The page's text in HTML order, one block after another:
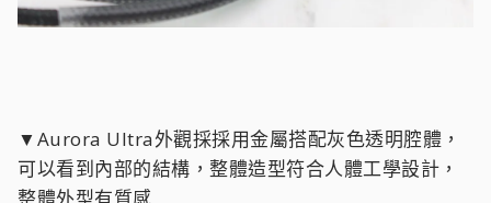
▼Aurora Ultra外觀採採用金屬搭配灰色透明腔體，
可以看到內部的結構，整體造型符合人體工學設計，